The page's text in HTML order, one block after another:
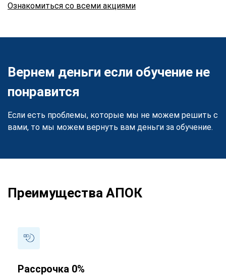
Ознакомиться со всеми акциями
Вернем деньги если обучение не
понравится
Если есть проблемы, которые мы не можем решить с
вами, то мы можем вернуть вам деньги за обучение.
Преимущества АПОК
Рассрочка 0%